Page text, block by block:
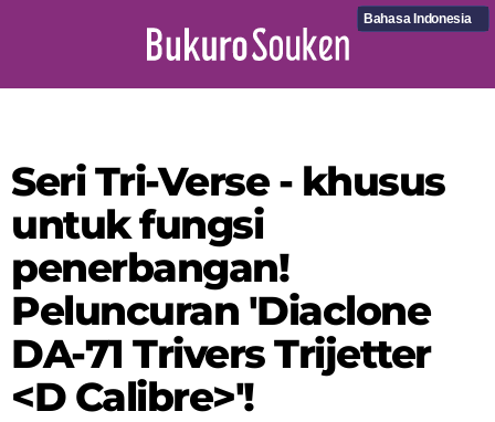
Bahasa Indonesia
Seri Tri-Verse - khusus
untuk fungsi
penerbangan!
Peluncuran 'Diaclone
DA-71 Trivers Trijetter
<D Calibre>'!